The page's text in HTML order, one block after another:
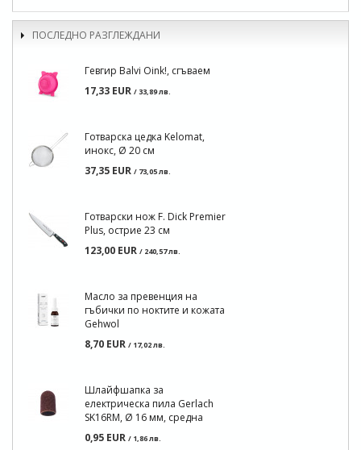
ПОСЛЕДНО РАЗГЛЕЖДАНИ
Гевгир Balvi Oink!, сгъваем
17,33 EUR / 33,89 лв.
Готварска цедка Kelomat,
инокс, Ø 20 см
37,35 EUR / 73,05 лв.
Готварски нож F. Dick Premier
Plus, острие 23 см
123,00 EUR / 240,57 лв.
Масло за превенция на
гъбички по ноктите и кожата
Gehwol
8,70 EUR / 17,02 лв.
Шлайфшапка за
електрическа пила Gerlach
SK16RM, Ø 16 мм, средна
0,95 EUR / 1,86 лв.